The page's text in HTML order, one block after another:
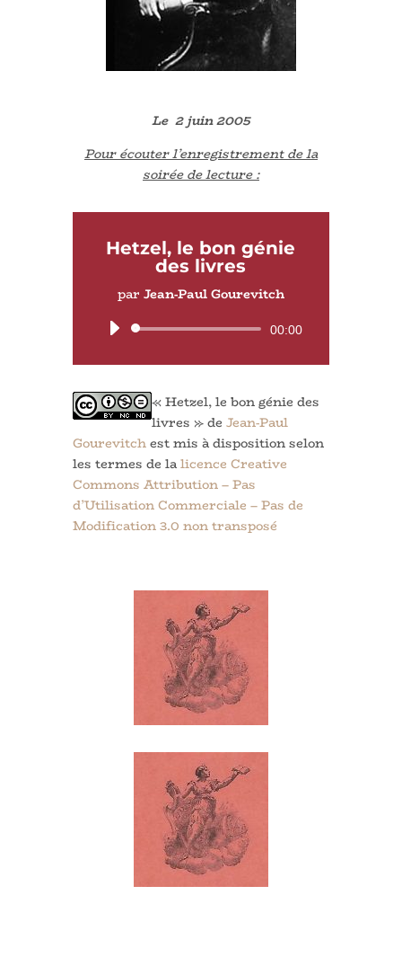
Le 2 juin 2005
Pour écouter l’enregistrement de la
soirée de lecture :
Hetzel, le bon génie
des livres
par Jean-Paul Gourevitch
Lecteur
00:00
« Hetzel, le bon génie des
livres » de Jean-Paul
Gourevitchest mis à disposition selon
les termes de lalicence Creative
Commons Attribution – Pas
d’Utilisation Commerciale – Pas de
Modification 3.0 non transposé